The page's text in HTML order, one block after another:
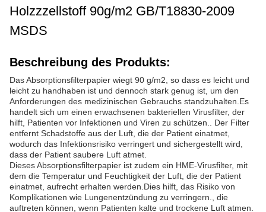
Holzzzellstoff 90g/m2 GB/T18830-2009
MSDS
Beschreibung des Produkts:
Das Absorptionsfilterpapier wiegt 90 g/m2, so dass es leicht und
leicht zu handhaben ist und dennoch stark genug ist, um den
Anforderungen des medizinischen Gebrauchs standzuhalten.Es
handelt sich um einen erwachsenen bakteriellen Virusfilter, der
hilft, Patienten vor Infektionen und Viren zu schützen.. Der Filter
entfernt Schadstoffe aus der Luft, die der Patient einatmet,
wodurch das Infektionsrisiko verringert und sichergestellt wird,
dass der Patient saubere Luft atmet.
Dieses Absorptionsfilterpapier ist zudem ein HME-Virusfilter, mit
dem die Temperatur und Feuchtigkeit der Luft, die der Patient
einatmet, aufrecht erhalten werden.Dies hilft, das Risiko von
Komplikationen wie Lungenentzündung zu verringern., die
auftreten können, wenn Patienten kalte und trockene Luft atmen.